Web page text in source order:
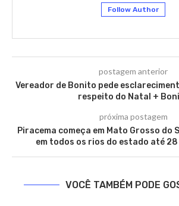
Follow Author
postagem anterior
Vereador de Bonito pede
respeito do Natal +
próxima postagem
Piracema começa em Mato Grosso do
em todos os rios do estado até
VOCÊ TAMBÉM PODE